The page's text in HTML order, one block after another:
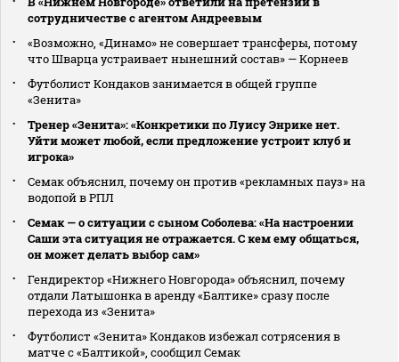
сотрудничестве с агентом Андреевым
«Возможно, «Динамо» не совершает трансферы, потому
что Шварца устраивает нынешний состав» — Корнеев
Футболист Кондаков занимается в общей группе
«Зенита»
Тренер «Зенита»: «Конкретики по Луису Энрике нет.
Уйти может любой, если предложение устроит клуб и
игрока»
Семак объяснил, почему он против «рекламных пауз» на
водопой в РПЛ
Семак — о ситуации с сыном Соболева: «На настроении
Саши эта ситуация не отражается. С кем ему общаться,
он может делать выбор сам»
Гендиректор «Нижнего Новгорода» объяснил, почему
отдали Латышонка в аренду «Балтике» сразу после
перехода из «Зенита»
Футболист «Зенита» Кондаков избежал сотрясения в
матче с «Балтикой», сообщил Семак